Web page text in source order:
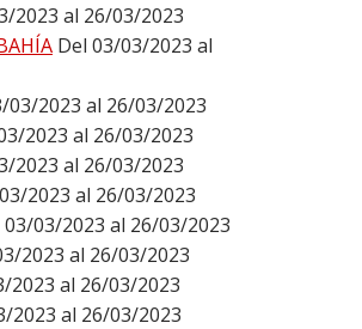
2023 al 26/03/2023
Del 03/03/2023 al
03/2023 al 26/03/2023
2023 al 26/03/2023
2023 al 26/03/2023
2023 al 26/03/2023
03/03/2023 al 26/03/2023
2023 al 26/03/2023
2023 al 26/03/2023
2023 al 26/03/2023